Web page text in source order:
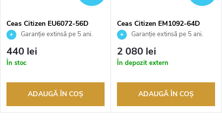
Ceas Citizen EU6072-56D
Garanție extinsă pe 5 ani.
Până la 100 de zile pentru
returnarea bunurilor. Vânzător
440 lei
În stoc
ADAUGĂ ÎN COŞ
Ceas Citizen EM1092-64D
Garanție extinsă pe 5 ani.
Până la 100 de zile pentru
returnarea bunurilor. Vânzător
autorizat
2 080 lei
În depozit extern
ADAUGĂ ÎN COŞ